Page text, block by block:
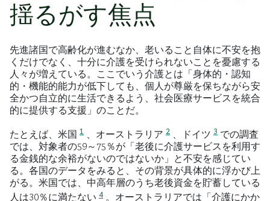
揺るがす焦点
先進諸国で高齢化が進むなか、老いること自体に不安を抱
くだけでなく、十分に介護を受けられないことを憂慮する
人々が増えている。ここでいう介護とは「身体的・認知
的・機能的能力が低下しても、個人が尊厳を保ちながら安
全かつ自立的に生活できるよう、社会医療サービスを統合
的に提供する支援」のことだ。
たとえば、米国 1 、オーストラリア 2 、ドイツ 3 での調査
では、対象者の59～75％が「老後に介護サービスを利用す
る金銭的な余裕がないのではないか」と不安を感じてい
る。各国のデータをみると、その背景が具体的に浮かび上
がる。米国では、中高年層のうち老後資金を貯蓄している
人は30％に満たない 4 。オーストラリアでは「介護にかか